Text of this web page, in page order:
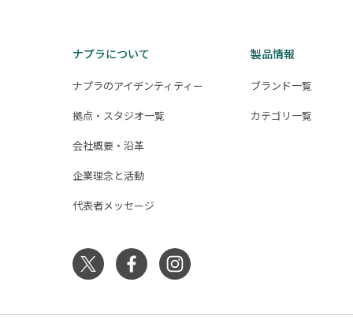
ナプラについて
ナプラのアイデンティティー
拠点・スタジオ一覧
会社概要・沿革
企業理念と活動
代表者メッセージ
製品情報
ブランド一覧
カテゴリ一覧